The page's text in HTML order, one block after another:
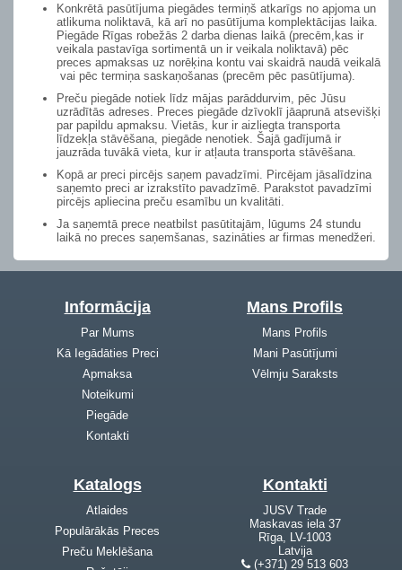
Konkrētā pasūtījuma piegādes termiņš atkarīgs no apjoma un
atlikuma noliktavā, kā arī no pasūtījuma komplektācijas laika.
Piegāde Rīgas robežās 2 darba dienas laikā (precēm,kas ir
veikala pastavīga sortimentā un ir veikala noliktavā) pēc
preces apmaksas uz norēķina kontu vai skaidrā naudā veikalā
vai pēc termiņa saskaņošanas (precēm pēc pasūtījuma).
Preču piegāde notiek līdz mājas parāddurvim, pēc Jūsu
uzrādītās adreses. Preces piegāde dzīvoklī jāaprunā atsevišķi
par papildu apmaksu. Vietās, kur ir aizliegta transporta
līdzekļa stāvēšana, piegāde nenotiek. Šajā gadījumā ir
jauzrāda tuvākā vieta, kur ir atļauta transporta stāvēšana.
Kopā ar preci pircējs saņem pavadzīmi. Pircējam jāsalīdzina
saņemto preci ar izrakstīto pavadzīmē. Parakstot pavadzīmi
pircējs apliecina preču esamību un kvalitāti.
Ja saņemtā prece neatbilst pasūtitajām, lūgums 24 stundu
laikā no preces saņemšanas, sazināties ar firmas menedžeri.
Informācija
Par Mums
Kā Iegādāties Preci
Apmaksa
Noteikumi
Piegāde
Kontakti
Mans Profils
Mans Profils
Mani Pasūtījumi
Vēlmju Saraksts
Katalogs
Atlaides
Populārākās Preces
Preču Meklēšana
Kontakti
JUSV Trade
Maskavas iela 37
Rīga, LV-1003
Latvija
(+371) 29 513 603